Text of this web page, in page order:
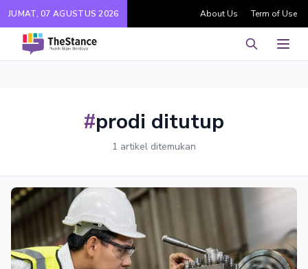
JUMAT, 07 AGUSTUS 2026 About Us Term of Use
Pencarian
#prodi ditutup
1 artikel ditemukan